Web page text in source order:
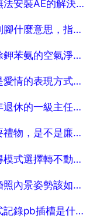
電腦無法安裝AE的解決方法
07-04 比手劃腳什麼意思，指手畫腳意思
07-04 強力除鉀苯氨的空氣淨化器？
07-04 相守是愛情的表現方式嗎？
07-04 同一年退休的一級主任科員，為什麼養老金完全不一樣呢？
04 主動要禮物，是不是廉價的表現？
07-04 拍立得模式選擇轉不動，拍立得按不動快門
07-04 拍新婚照內景姿勢該如何擺？
04 雙格式記錄pb插槽是什麼意思